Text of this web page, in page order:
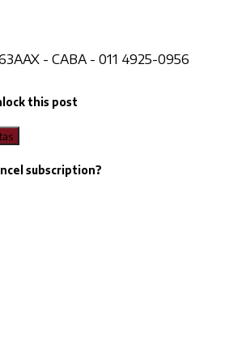
- CABA - 011 4925-0956
this post
subscription?